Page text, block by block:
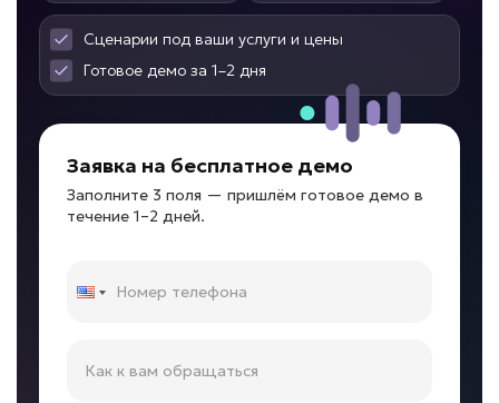
от 89 000 ₽ под ключ
Сложно контролировать филиалы?
ИИ для франшиз и
филиалов
• До -50% нагрузки на управляющую
• До +30% скорости запуска новых точек
Сценарии под ваши услуги и цены
Готовое демо за 1–2 дня
Заявка на бесплатное демо
Заполните 3 поля — пришлём готовое демо в
течение 1–2 дней.